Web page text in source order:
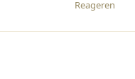
Reageren